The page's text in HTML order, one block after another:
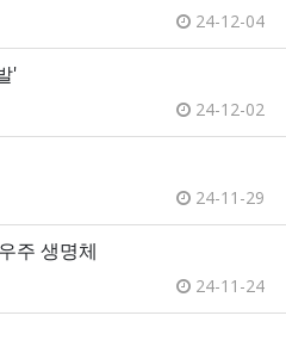
24-12-04
'
24-12-02
24-11-29
주 생명체
24-11-24